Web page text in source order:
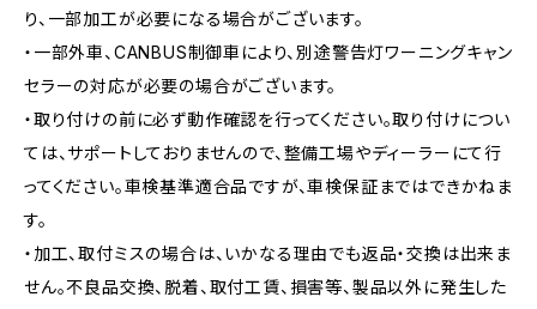
り、一部加工が必要になる場合がございます。
・一部外車、CANBUS制御車により、別途警告灯ワーニングキャン
セラーの対応が必要の場合がございます。
・取り付けの前に必ず動作確認を行ってください。取り付けについ
ては、サポートしておりませんので、整備工場やディーラーにて行
ってください。車検基準適合品ですが、車検保証まではできかねま
す。
・加工、取付ミスの場合は、いかなる理由でも返品・交換は出来ま
せん。不良品交換、脱着、取付工賃、損害等、製品以外に発生した